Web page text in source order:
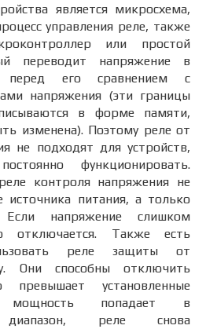
является микросхема,
управления реле, также
или простой
переводит напряжение в
его сравнением с
напряжения (эти границы
в форме памяти,
изменена). Поэтому реле от
не подходят для устройств,
функционировать.
контроля напряжения не
источника питания, а только
Если напряжение слишком
отключается. Также есть
реле защиты от
Они способны отключить
установленные
мощность попадает в
диапазон, реле снова